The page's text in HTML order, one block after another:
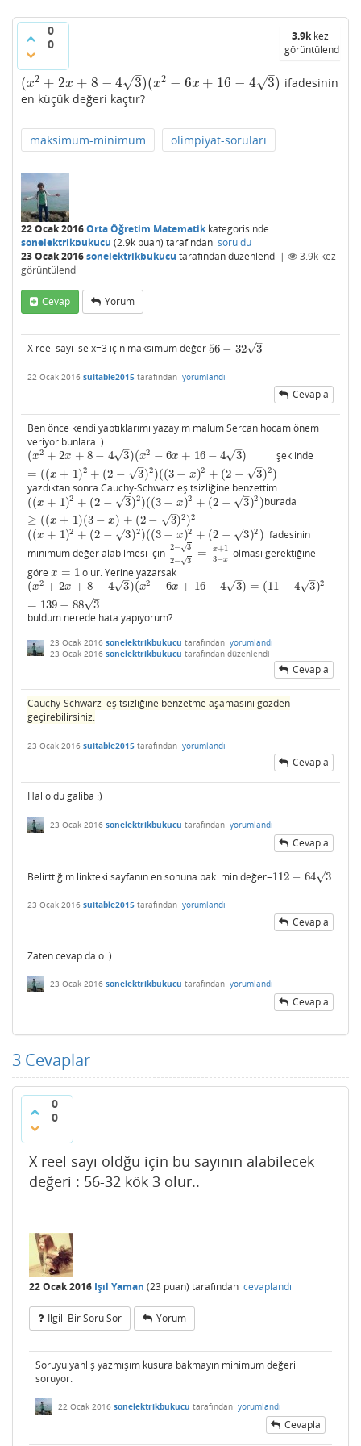
0
0
3.9kkez
görüntülendi
(x2 + 2x + 8 − 4 3
–
√ )(x2 − 6x + 16 − 4 3
–
√ )
(x2+ 2x +8− 43 (x 2− 6x+16−43)
ifadesinin
en küçük değeri kaçtır?
maksimum-minimum olimpiyat-soruları
22 Ocak 2016Orta Öğretim Matematikkategorisinde
sonelektrikbukucu (2.9k puan) tarafından soruldu
23 Ocak 2016sonelektrikbukucu tarafındandüzenlendi | 3.9k kez
görüntülendi
Cevap Yorum
X reel sayı ise x=3 için maksimum değer56 − 32 3
–
√
56 −323
22 Ocak 2016 suitable2015 tarafından yorumlandı
Cevapla
Ben önce kendi yaptıklarımı yazayım malum Sercan hocam önem
veriyor bunlara :)
(x2 + 2x + 8 − 4 3
–
√ )(x2 − 6x + 16 − 4 3
–
√ )
= ((x + 1)2 + (2 − 3
–
√ )2)((3 − x)2 + (2 − 3
–
√ )2 )
(x2+ 2x +8− 43 )(x2− 6x+16−43 )=( (x+ 1)2 +(2 −3 )2)((3− −3)2)
şeklinde
yazdıktan sonra Cauchy-Schwarz eşitsizliğine benzettim.
((x + 1)2 + (2 − 3
–
√ )2 )((3 − x)2 + (2 − 3
–
√ )2 )
≥ ((x + 1)(3 − x) + (2 − 3
–
√ )2)2
((x+ 1)2 +(2 −3) 2)( 3− x)2+(2−3)2 )≥( (x+1 )(3 −x) +(2 −3)2)2burada
((x + 1)2 + (2 − 3
–
√ )2 )((3 − x)2 + (2 − 3
–
√ )2 )
((x+ 1)2 +(2 −3) 2)( 3− x)2+(2−3)2 )
ifadesinin
minimum değer alabilmesi için 2− 3
√
2− 3
√
= x+1
3−x
2−32− 3= +13 −x
olması gerektiğine
göre x = 1
x= 1
olur. Yerine yazarsak
(x2 + 2x + 8 − 4 3
–
√ )(x2 − 6x + 16 − 4 3
–
√ ) = (11 − 4 3
–
√ )2
= 139 − 88 3
–
√
(x2+ 2x +8− 43 )(x2− 6x+16−43 )=( 11− 43 )2= 139−883
buldum nerede hata yapıyorum?
23 Ocak 2016 sonelektrikbukucu tarafından yorumlandı
23 Ocak 2016 sonelektrikbukucu tarafından düzenlendi
Cevapla
Cauchy-Schwarz eşitsizliğine benzetme aşamasını gözden
geçirebilirsiniz.
23 Ocak 2016 suitable2015 tarafından yorumlandı
Cevapla
Halloldu galiba :)
23 Ocak 2016 sonelektrikbukucu tarafından yorumlandı
Cevapla
Belirttiğim linkteki sayfanın en sonuna bak. min değer=112 − 64 3
–
√
112 −643
23 Ocak 2016 suitable2015 tarafından yorumlandı
Cevapla
Zaten cevap da o :)
23 Ocak 2016 sonelektrikbukucu tarafından yorumlandı
Cevapla
3 Cevaplar
0
0
X reel sayı oldğu için bu sayının alabilecek
değeri : 56-32 kök 3 olur..
22 Ocak 2016 Işıl Yaman (23 puan) tarafından cevaplandı
Ilgili Bir Soru Sor Yorum
Soruyu yanlış yazmışım kusura bakmayın minimum değeri
soruyor.
22 Ocak 2016 sonelektrikbukucu tarafından yorumlandı
Cevapla